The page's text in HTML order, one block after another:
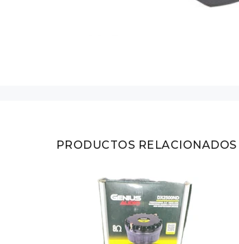
PRODUCTOS RELACIONADOS